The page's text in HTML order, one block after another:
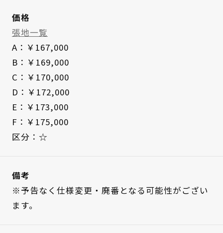
価格
張地一覧
A：￥167,000
B：￥169,000
C：￥170,000
D：￥172,000
E：￥173,000
F：￥175,000
区分：☆
備考
※予告なく仕様変更・廃番となる可能性がござい
ます。